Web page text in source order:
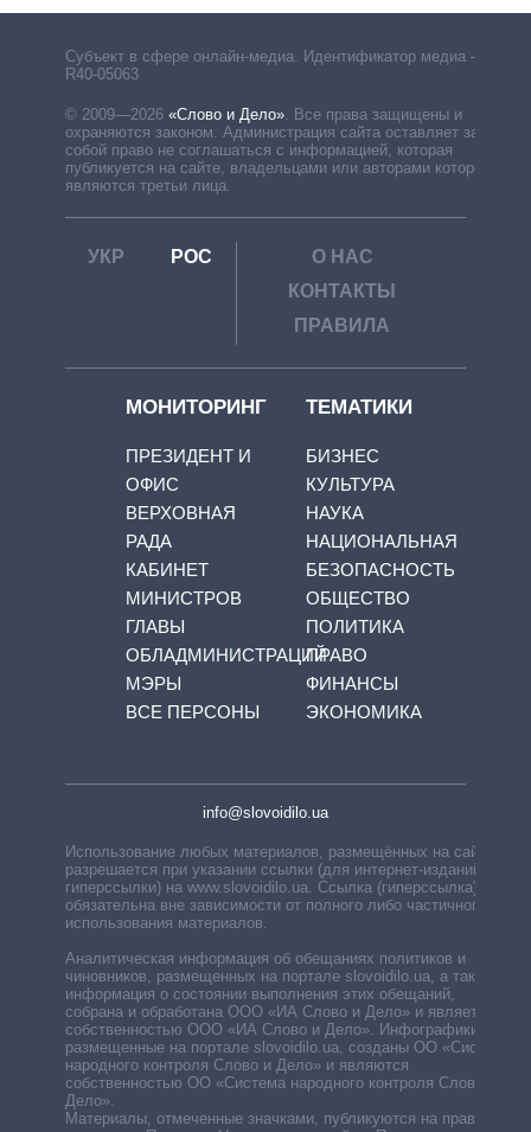
Субъект в сфере онлайн-медиа. Идентификатор медиа –
R40-05063
© 2009—2026 «Слово и Дело». Все права защищены и
охраняются законом. Администрация сайта оставляет за
собой право не соглашаться с информацией, которая
публикуется на сайте, владельцами или авторами которой
являются третьи лица.
УКР РОС
О НАС
КОНТАКТЫ
ПРАВИЛА
МОНИТОРИНГ
ПРЕЗИДЕНТ И
ОФИС
ВЕРХОВНАЯ
РАДА
КАБИНЕТ
МИНИСТРОВ
ГЛАВЫ
ОБЛАДМИНИСТРАЦИЙ
МЭРЫ
ВСЕ ПЕРСОНЫ
ТЕМАТИКИ
БИЗНЕС
КУЛЬТУРА
НАУКА
НАЦИОНАЛЬНАЯ
БЕЗОПАСНОСТЬ
ОБЩЕСТВО
ПОЛИТИКА
ПРАВО
ФИНАНСЫ
ЭКОНОМИКА
info@slovoidilo.ua
Использование любых материалов, размещённых на сайте,
разрешается при указании ссылки (для интернет-изданий —
гиперссылки) на www.slovoidilo.ua. Ссылка (гиперссылка)
обязательна вне зависимости от полного либо частичного
использования материалов.
Аналитическая информация об обещаниях политиков и
чиновников, размещенных на портале slovoidilo.ua, а также
информация о состоянии выполнения этих обещаний,
собрана и обработана ООО «ИА Слово и Дело» и является
собственностью ООО «ИА Слово и Дело». Инфографики,
размещенные на портале slovoidilo.ua, созданы ОО «Система
народного контроля Слово и Дело» и являются
собственностью ОО «Система народного контроля Слово и
Дело».
Материалы, отмеченные значками, публикуются на правах